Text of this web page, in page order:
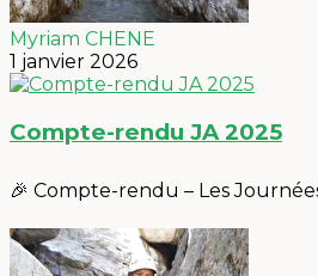
Myriam CHENE
1 janvier 2026
Compte-rendu JA 2025
🎉 Compte-rendu – Les